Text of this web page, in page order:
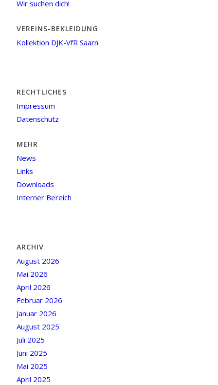
Wir suchen dich!
VEREINS-BEKLEIDUNG
Kollektion DJK-VfR Saarn
RECHTLICHES
Impressum
Datenschutz
MEHR
News
Links
Downloads
Interner Bereich
ARCHIV
August 2026
Mai 2026
April 2026
Februar 2026
Januar 2026
August 2025
Juli 2025
Juni 2025
Mai 2025
April 2025